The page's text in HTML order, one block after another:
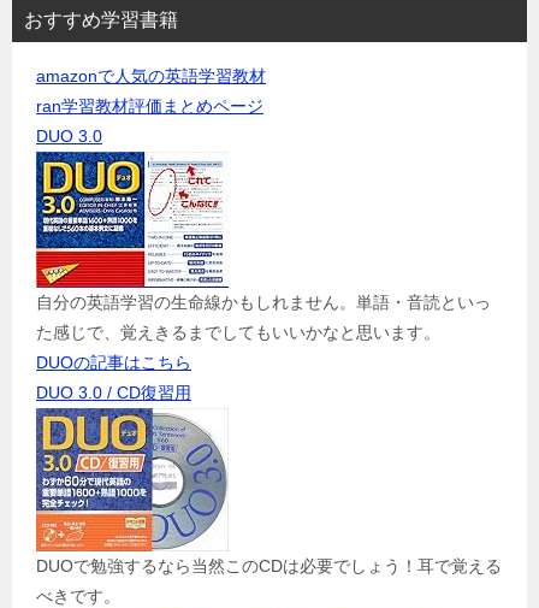
おすすめ学習書籍
amazonで人気の英語学習教材
ran学習教材評価まとめページ
DUO 3.0
自分の英語学習の生命線かもしれません。単語・音読といっ
た感じで、覚えきるまでしてもいいかなと思います。
DUOの記事はこちら
DUO 3.0 / CD復習用
DUOで勉強するなら当然このCDは必要でしょう！耳で覚える
べきです。